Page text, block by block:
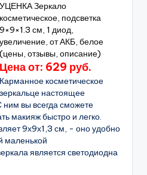
УЦЕНКА Зеркало
косметическое, подсветка
9×9×1.3 см, 1 диод,
увеличение, от АКБ, белое
(цены, отзывы, описание)
Цена от: 629 руб.
Карманное косметическое
зеркальце настоящее
вы всегда сможете
макияж быстро и легко.
9х9х1,3 см, - оно удобно
маленькой
является светодиодна